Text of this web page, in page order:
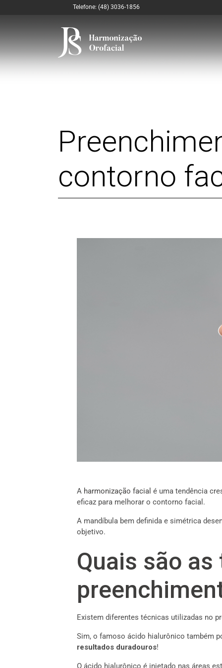
Telefone: (48) 3036-1856
contorno
A harmonização facial é uma tendência
eficaz para melhorar o contorno facial.
A mandíbula bem definida e simétrica
objetivo.
Quais são
Existem diferentes técnicas utilizadas no
Sim, o famoso ácido hialurônico também
resultados duradouros!
O ácido hialurônico é injetado nas áreas